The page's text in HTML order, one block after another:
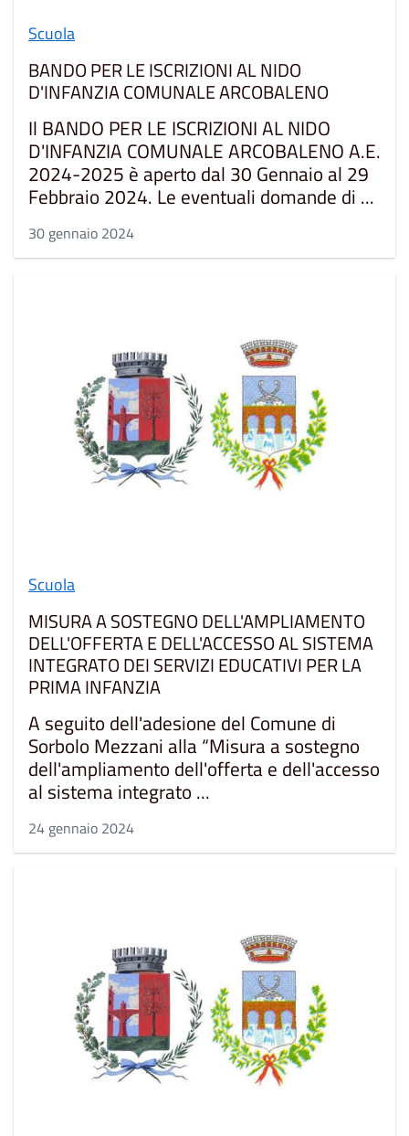
Scuola
BANDO PER LE ISCRIZIONI AL NIDO
D'INFANZIA COMUNALE ARCOBALENO
Il BANDO PER LE ISCRIZIONI AL NIDO
D'INFANZIA COMUNALE ARCOBALENO A.E.
2024-2025 è aperto dal 30 Gennaio al 29
Febbraio 2024. Le eventuali domande di ...
30 gennaio 2024
Scuola
MISURA A SOSTEGNO DELL'AMPLIAMENTO
DELL'OFFERTA E DELL'ACCESSO AL SISTEMA
INTEGRATO DEI SERVIZI EDUCATIVI PER LA
PRIMA INFANZIA
A seguito dell'adesione del Comune di
Sorbolo Mezzani alla “Misura a sostegno
dell'ampliamento dell'offerta e dell'accesso
al sistema integrato ...
24 gennaio 2024